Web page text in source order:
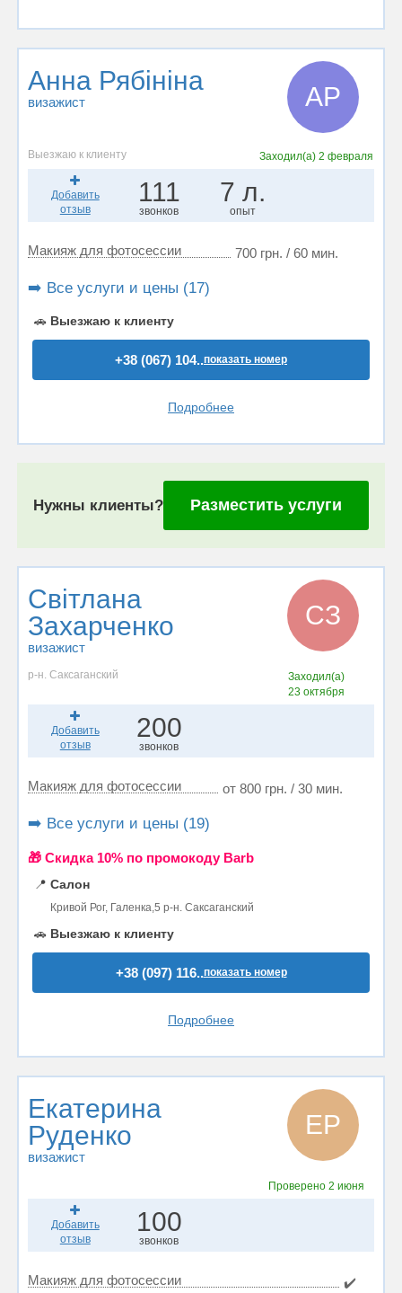
Анна Рябініна
визажист АР
Выезжаю к клиенту Заходил(а)2 февраля
Добавить
отзыв
111
звонков
7 л.
опыт
Макияж для фотосессии 700 грн. / 60 мин.
➡️ Все услуги и цены (17)
🚗 Выезжаю к клиенту
+38 (067) 104..показать номер
Подробнее
Нужны клиенты? Разместить услуги
Світлана
Захарченко
визажист
СЗ
р-н. Саксаганский
Заходил(а)
23 октября
Добавить
отзыв
200
звонков
Макияж для фотосессии от 800 грн. / 30 мин.
➡️ Все услуги и цены (19)
🎁 Cкидка 10% по промокоду Barb
📍 Салон
Кривой Рог, Галенка,5 р-н. Саксаганский
🚗 Выезжаю к клиенту
+38 (097) 116..показать номер
Подробнее
Екатерина
Руденко
визажист
ЕР
Проверено2 июня
Добавить
отзыв
100
звонков
Макияж для фотосессии ✔️